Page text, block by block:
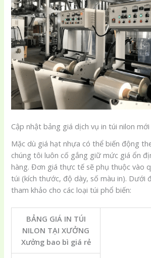
Cập nhật bảng giá dịch vụ in túi nilon
Mặc dù giá hạt nhựa có thể biến động
chúng tôi luôn cố gắng giữ mức giá ổn
hàng. Đơn giá thực tế sẽ phụ thuộc vào
túi (kích thước, độ dày, số màu in). Dưới
tham khảo cho các loại túi phổ biến:
BẢNG GIÁ IN TÚI
NILON TẠI XƯỞNG
Xưởng bao bì giá rẻ